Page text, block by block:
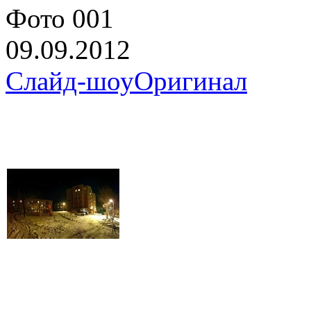
Фото 001
09.09.2012
Слайд-шоуОригинал